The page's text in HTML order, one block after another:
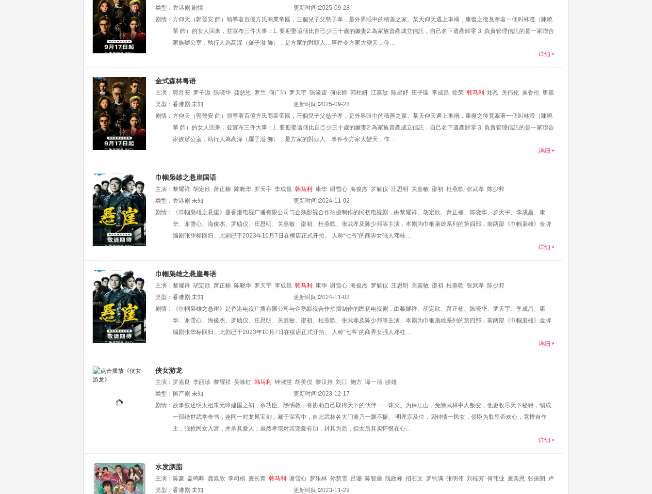
麟 程可为 陈庭欣 吴绮珊 梁荺苓 林夕童 刘嘉琪
类型： 香港剧 剧情 更新时间∶2025-09-28
剧情： 方仰天（郭晉安 飾）領導著百億方氏商業帝國，三個兒子父慈子孝，是外界眼中的積善之家。某天仰天遇上車禍，康復之後竟牽著一個叫林澄（陳曉
華 飾）的女人回來，並宣布三件大事：1. 要迎娶這個比自己少三十歲的嫩妻2.為家族資產成立信託，自己名下遺產歸零 3. 負責管理信託的是一家聯合
家族辦公室，執行人為高深（羅子溢 飾），是方家的對頭人…事件令方家大變天，仰…
详细
金式森林粤语
主演： 郭晋安 罗子溢 陈晓华 龚慈恩 罗兰 何广沛 罗天宇 陈浚霆 何依婷 郭柏妍 江嘉敏 陈星妤 庄子璇 李成昌 徐荣 韩马利 炜烈 关伟伦 吴香伦 唐嘉
麟 程可为 陈庭欣 吴绮珊 梁荺苓 林夕童 刘嘉琪
类型： 香港剧 未知 更新时间∶2025-09-28
剧情： 方仰天（郭晉安 飾）領導著百億方氏商業帝國，三個兒子父慈子孝，是外界眼中的積善之家。某天仰天遇上車禍，康復之後竟牽著一個叫林澄（陳曉
華 飾）的女人回來，並宣布三件大事：1. 要迎娶這個比自己少三十歲的嫩妻2.為家族資產成立信託，自己名下遺產歸零 3. 負責管理信託的是一家聯合
家族辦公室，執行人為高深（羅子溢 飾），是方家的對頭人…事件令方家大變天，仰…
详细
巾帼枭雄之悬崖国语
主演： 黎耀祥 胡定欣 萧正楠 陈晓华 罗天宇 李成昌 韩马利 康华 谢雪心 海俊杰 罗毓仪 庄思明 关嘉敏 邵初 杜燕歌 张武孝 陈少邦
类型： 香港剧 未知 更新时间∶2024-11-02
剧情：
《巾帼枭雄之悬崖》是香港电视广播有限公司与企鹅影视合作拍摄制作的民初电视剧，由黎耀祥、胡定欣、萧正楠、陈晓华、罗天宇、李成昌、康
华、谢雪心、海俊杰、罗毓仪、庄思明、关嘉敏、邵初、杜燕歌、张武孝及陈少邦等主演，本剧为巾帼枭雄系列的第四部，前两部《巾帼枭雄》金牌
编剧张华标回归。此剧已于2023年10月7日在横店正式开拍。 人称“七爷”的商界女强人邓桂…
详细
巾帼枭雄之悬崖粤语
主演： 黎耀祥 胡定欣 萧正楠 陈晓华 罗天宇 李成昌 韩马利 康华 谢雪心 海俊杰 罗毓仪 庄思明 关嘉敏 邵初 杜燕歌 张武孝 陈少邦
类型： 香港剧 未知 更新时间∶2024-11-02
剧情：
《巾帼枭雄之悬崖》是香港电视广播有限公司与企鹅影视合作拍摄制作的民初电视剧，由黎耀祥、胡定欣、萧正楠、陈晓华、罗天宇、李成昌、康
华、谢雪心、海俊杰、罗毓仪、庄思明、关嘉敏、邵初、杜燕歌、张武孝及陈少邦等主演，本剧为巾帼枭雄系列的第四部，前两部《巾帼枭雄》金牌
编剧张华标回归。此剧已于2023年10月7日在横店正式开拍。 人称“七爷”的商界女强人邓桂…
详细
侠女游龙
主演： 罗嘉良 李丽珍 黎耀祥 吴咏红 韩马利 钟淑慧 胡美仪 黎汉持 刘江 鲍方 谭一清 骏雄
类型： 国产剧 未知 更新时间∶2023-12-17
剧情： 故事叙述明太祖朱元璋建国之初，杀功臣、除明教，将协助自己取得天下的伙伴一一诛灭。为保江山，免除武林中人叛变，他更收尽天下秘籍，编成
一部绝世武学奇书，连同一对龙凤宝剑，藏于深宫中，自此武林各大门派乃一蹶不振。 明孝宗及位，因钟情一民女，佞臣为取皇帝欢心，竟擅自作
主，强抢民女入宫，并杀其爱人；虽然孝宗对其宠爱有加，封其为后，但太后其实怀恨在心…
详细
水发胭脂
主演： 陈豪 盖鸣晖 龚嘉欣 李司棋 麦长青 韩马利 谢雪心 罗乐林 孙慧雪 吕珊 陈智燊 阮政峰 招石文 罗钧满 张明伟 刘桂芳 何伟业 麦美恩 张振朗
卢
宛茵 鲁振顺 陈嘉辉 吴业坤 郭田葰 朱璇 潘志文
类型： 香港剧 未知 更新时间∶2023-11-29